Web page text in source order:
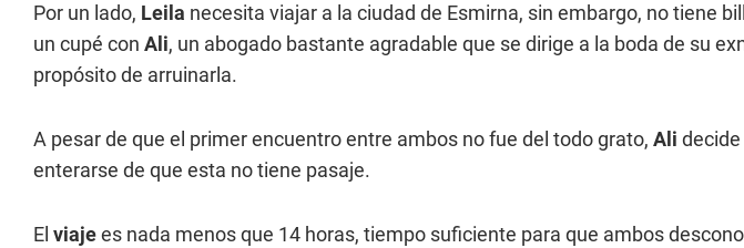
Por un lado, Leila necesita viajar a la ciudad de Esmirna, sin embargo, no tiene
un cupé con Ali, un abogado bastante agradable que se dirige a la boda de su
propósito de arruinarla.
A pesar de que el primer encuentro entre ambos no fue del todo grato, Ali
enterarse de que esta no tiene pasaje.
El viajees nada menos que 14 horas, tiempo suficiente para que ambos